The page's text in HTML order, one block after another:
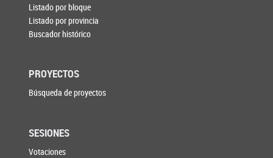
Listado por bloque
Listado por provincia
Buscador histórico
PROYECTOS
Búsqueda de proyectos
SESIONES
Votaciones